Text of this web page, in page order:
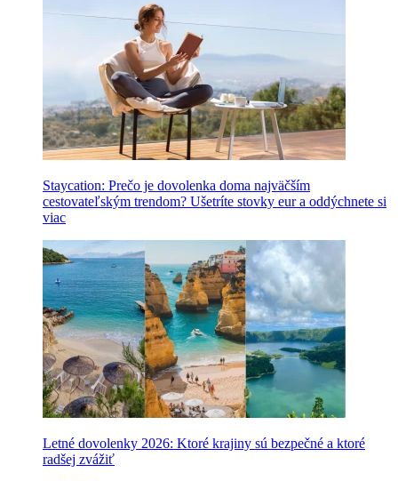
Staycation: Prečo je dovolenka doma najväčším
cestovateľským trendom? Ušetríte stovky eur a oddýchnete si
viac
Letné dovolenky 2026: Ktoré krajiny sú bezpečné a ktoré
radšej zvážiť